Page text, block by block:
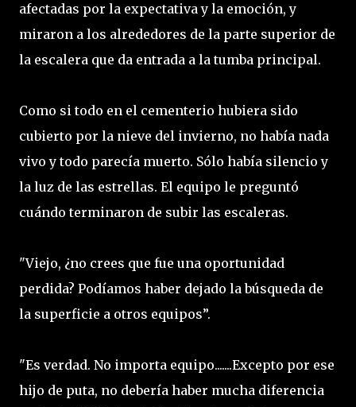
afectadas por la expectativa y la emoción, y
miraron a los alrededores de la parte superior de
la escalera que da entrada a la tumba principal.
Como si todo en el cementerio hubiera sido
cubierto por la nieve del invierno, no había nada
vivo y todo parecía muerto. Sólo había silencio y
la luz de las estrellas. El equipo le preguntó
cuándo terminaron de subir las escaleras.
"Viejo, ¿no crees que fue una oportunidad
perdida? Podíamos haber dejado la búsqueda de
la superficie a otros equipos”.
"Es verdad. No importa equipo.......Excepto por ese
hijo de puta, no debería haber mucha diferencia